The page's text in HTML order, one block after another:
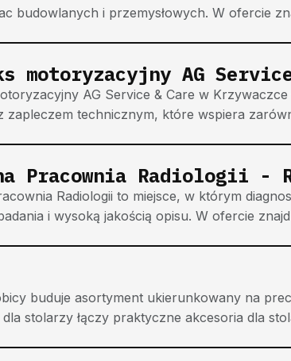
budowlanych i przemysłowych. W ofercie
motoryzacyjny AG
AG Service & Care w
zapleczem technicznym, które wspiera
Pracownia Radiologii -
Radiologii to miejsce, w którym
i wysoką jakością opisu. W ofercie
buduje asortyment ukierunkowany na
dla stolarzy łączy praktyczne akcesoria dla